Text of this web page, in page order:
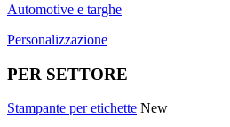
Automotive e targhe
Personalizzazione
PER SETTORE
Stampante per etichette New